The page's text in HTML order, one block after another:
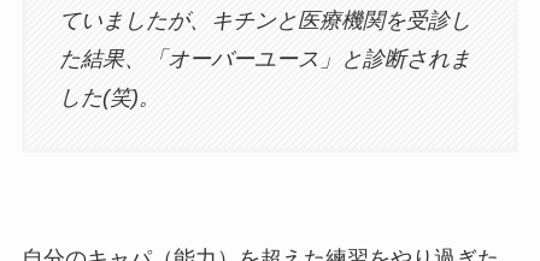
ていましたが、キチンと医療機関を受診し
た結果、「オーバーユース」と診断されま
した(笑)。
自分のキャパ（能力）を超えた練習をやり過ぎた